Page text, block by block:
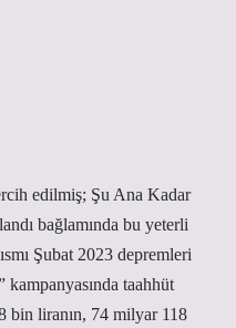
edilmiş; Şu Ana Kadar
bağlamında bu yeterli
Şubat 2023 depremleri
taahhüt
bin liranın, 74 milyar 118